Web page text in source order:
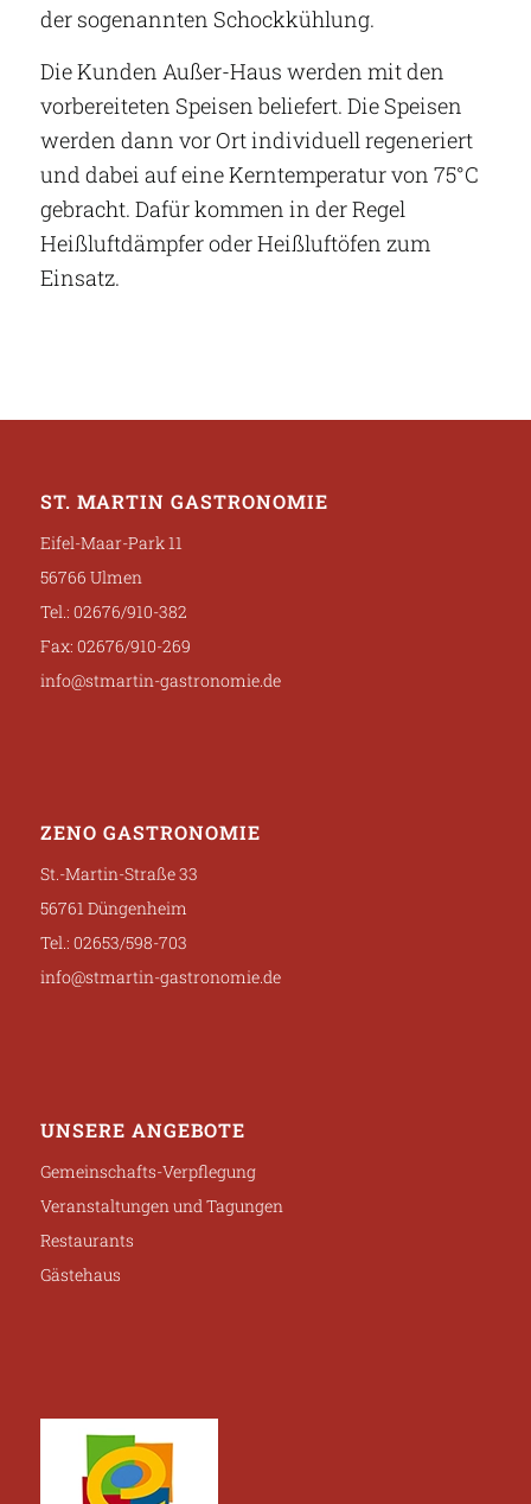
der sogenannten Schockkühlung.
Die Kunden Außer-Haus werden mit den
vorbereiteten Speisen beliefert. Die Speisen
werden dann vor Ort individuell regeneriert
und dabei auf eine Kerntemperatur von 75°C
gebracht. Dafür kommen in der Regel
Heißluftdämpfer oder Heißluftöfen zum
Einsatz.
ST. MARTIN GASTRONOMIE
Eifel-Maar-Park 11
56766 Ulmen
Tel.: 02676/910-382
Fax: 02676/910-269
info@stmartin-gastronomie.de
ZENO GASTRONOMIE
St.-Martin-Straße 33
56761 Düngenheim
Tel.: 02653/598-703
info@stmartin-gastronomie.de
UNSERE ANGEBOTE
Gemeinschafts-Verpflegung
Veranstaltungen und Tagungen
Restaurants
Gästehaus